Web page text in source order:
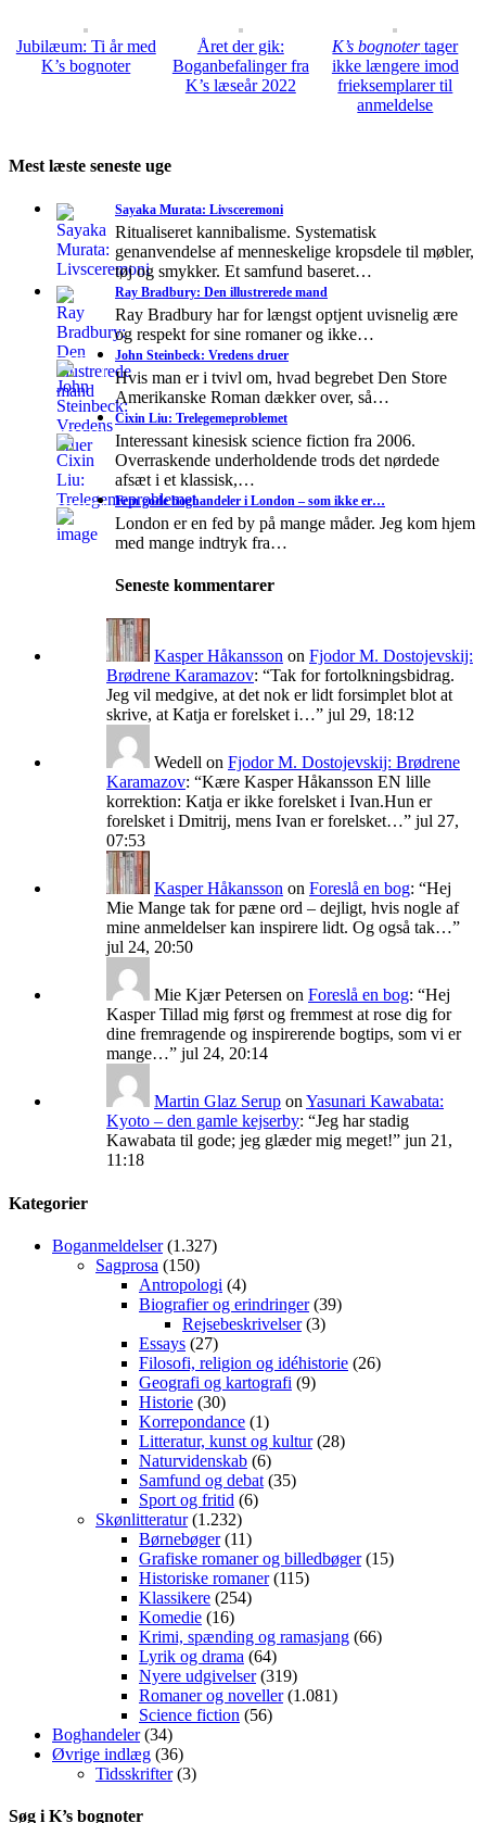
Jubilæum: Ti år med
K’s bognoter
Året der gik:
Boganbefalinger fra
K’s læseår 2022
K’s bognotertager
ikke længere imod
frieksemplarer til
anmeldelse
Mest læste seneste uge
Sayaka Murata: Livsceremoni
Ritualiseret kannibalisme. Systematisk
genanvendelse af menneskelige kropsdele til møbler,
tøj og smykker. Et samfund baseret…
Ray Bradbury: Den illustrerede mand
Ray Bradbury har for længst optjent uvisnelig ære
og respekt for sine romaner og ikke…
John Steinbeck: Vredens druer
Hvis man er i tvivl om, hvad begrebet Den Store
Amerikanske Roman dækker over, så…
Cixin Liu: Trelegemeproblemet
Interessant kinesisk science fiction fra 2006.
Overraskende underholdende trods det nørdede
afsæt i et klassisk,…
Fem gode boghandeler i London – som ikke er…
London er en fed by på mange måder. Jeg kom hjem
med mange indtryk fra…
Seneste kommentarer
Kasper Håkansson on Fjodor M. Dostojevskij:
Brødrene Karamazov: “Tak for fortolkningsbidrag.
Jeg vil medgive, at det nok er lidt forsimplet blot at
skrive, at Katja er forelsket i…” jul 29, 18:12
Wedell on Fjodor M. Dostojevskij: Brødrene
Karamazov: “Kære Kasper Håkansson EN lille
korrektion: Katja er ikke forelsket i Ivan.Hun er
forelsket i Dmitrij, mens Ivan er forelsket…” jul 27,
07:53
Kasper Håkansson on Foreslå en bog: “Hej
Mie Mange tak for pæne ord – dejligt, hvis nogle af
mine anmeldelser kan inspirere lidt. Og også tak…”
jul 24, 20:50
Mie Kjær Petersen on Foreslå en bog: “Hej
Kasper Tillad mig først og fremmest at rose dig for
dine fremragende og inspirerende bogtips, som vi er
mange…” jul 24, 20:14
Martin Glaz Serup on Yasunari Kawabata:
Kyoto – den gamle kejserby: “Jeg har stadig
Kawabata til gode; jeg glæder mig meget!” jun 21,
11:18
Kategorier
Boganmeldelser(1.327)
Sagprosa (150)
Antropologi (4)
Biografier og erindringer(39)
Rejsebeskrivelser(3)
Essays (27)
Filosofi, religion og idéhistorie (26)
Geografi og kartografi (9)
Historie (30)
Korrepondance (1)
Litteratur, kunst og kultur(28)
Naturvidenskab (6)
Samfund og debat (35)
Sport og fritid (6)
Skønlitteratur(1.232)
Børnebøger(11)
Grafiske romaner og billedbøger(15)
Historiske romaner(115)
Klassikere (254)
Komedie (16)
Krimi, spænding og ramasjang (66)
Lyrik og drama (64)
Nyere udgivelser(319)
Romaner og noveller(1.081)
Science fiction (56)
Boghandeler(34)
Øvrige indlæg (36)
Tidsskrifter(3)
Søg i K’s bognoter